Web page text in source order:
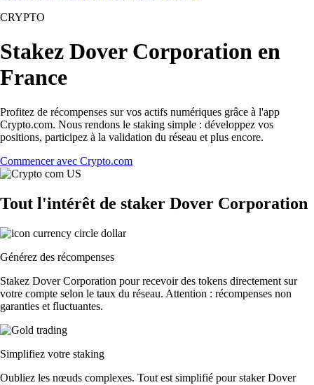
CRYPTO
Stakez Dover Corporation en
France
Profitez de récompenses sur vos actifs numériques grâce à l'app
Crypto.com. Nous rendons le staking simple : développez vos
positions, participez à la validation du réseau et plus encore.
Commencer avec Crypto.com
Tout l'intérêt de staker Dover Corporation
Générez des récompenses
Stakez Dover Corporation pour recevoir des tokens directement sur
votre compte selon le taux du réseau. Attention : récompenses non
garanties et fluctuantes.
Simplifiez votre staking
Oubliez les nœuds complexes. Tout est simplifié pour staker Dover